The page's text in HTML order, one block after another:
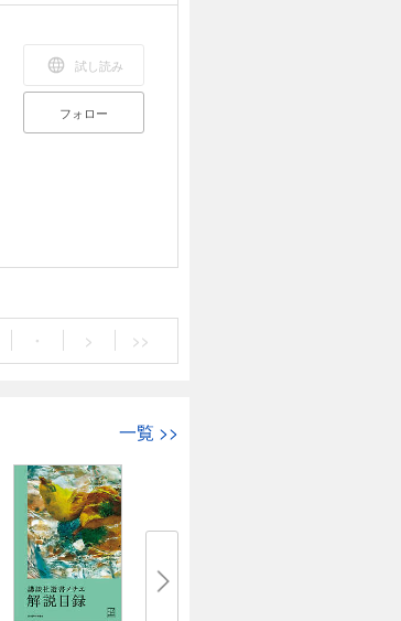
試し読み
フォロー
・ > >>
一覧 >>